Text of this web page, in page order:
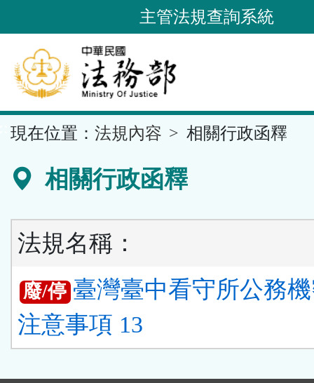
到
要
內
容
區
主管法規查詢系統
現在位置： 法規內容 相關行政函釋
相關行政函釋
法規名稱：
廢/停 臺灣臺中看守所公務
注意事項 13